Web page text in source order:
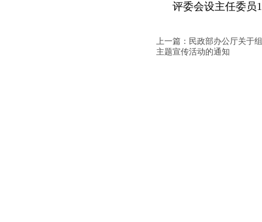
评委会设主任委员1
上一篇：民政部办公厅关于
主题宣传活动的通知